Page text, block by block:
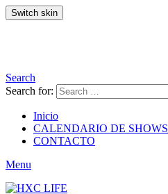
Switch skin
Search
Search for:
Inicio
CALENDARIO DE SHOWS
CONTACTO
Menu